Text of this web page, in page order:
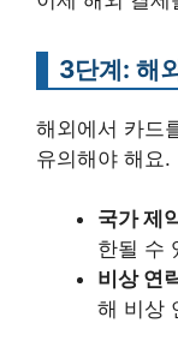
3단계: 해
해외에서 카드
유의해야 해요.
국가 제
한될 수
비상 연
해 비상